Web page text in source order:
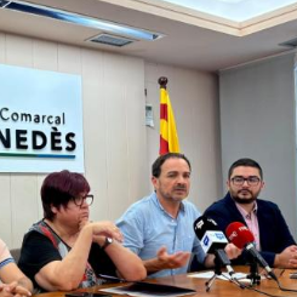
Un Projecte Pioner
Alimentari Als
Del Baix Penedès
Altres